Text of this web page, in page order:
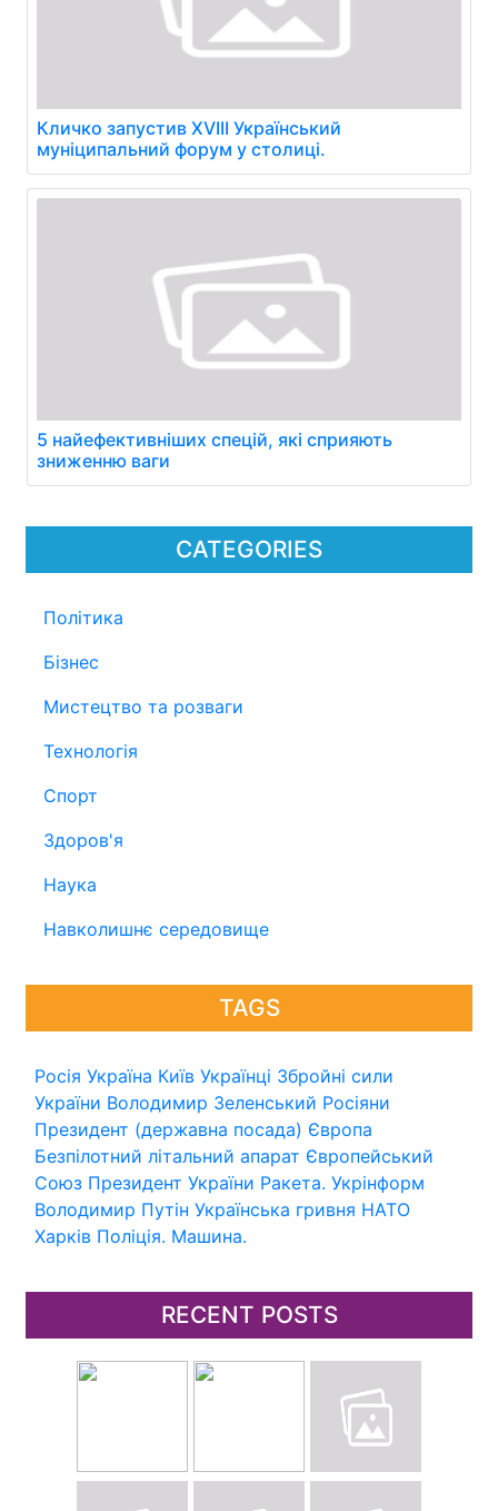
CATEGORIES
Політика
Бізнес
Мистецтво та розваги
Технологія
Спорт
Здоров'я
Наука
Навколишнє середовище
TAGS
Росія Україна Київ Українці Збройні сили
України Володимир Зеленський Росіяни
Президент (державна посада) Європа
Безпілотний літальний апарат Європейський
Союз Президент України Ракета. Укрінформ
Володимир Путін Українська гривня НАТО
Харків Поліція. Машина.
RECENT POSTS
Кличко запустив XVIII Український
муніципальний форум у столиці.
5 найефективніших спецій, які сприяють
зниженню ваги